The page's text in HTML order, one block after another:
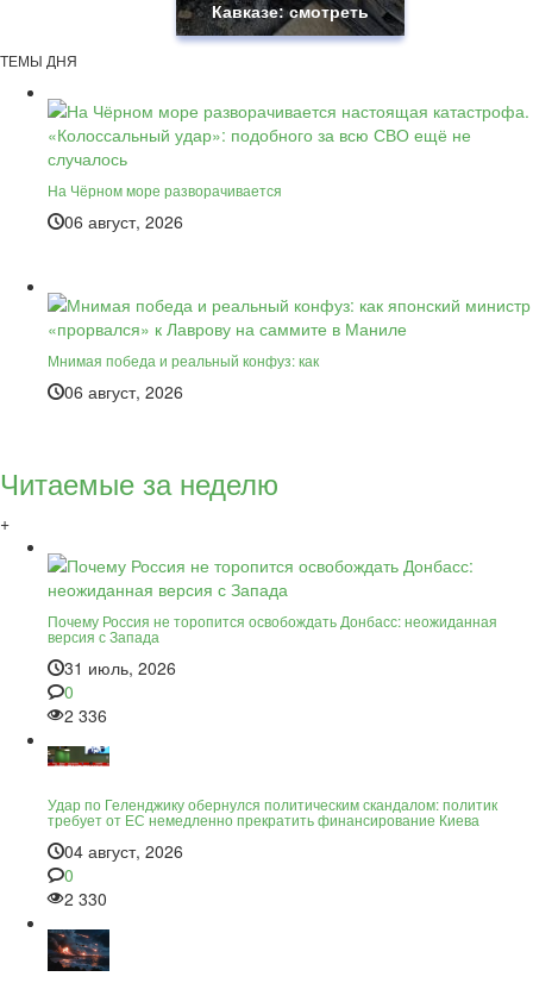
Кавказе: смотреть
ТЕМЫ ДНЯ
На Чёрном море разворачивается
06 август, 2026
Мнимая победа и реальный конфуз: как
06 август, 2026
Читаемые за неделю
+
Почему Россия не торопится освобождать Донбасс: неожиданная
версия с Запада
31 июль, 2026
0
2 336
Удар по Геленджику обернулся политическим скандалом: политик
требует от ЕС немедленно прекратить финансирование Киева
04 август, 2026
0
2 330